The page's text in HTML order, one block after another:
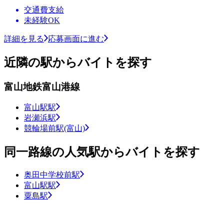
交通費支給
未経験OK
詳細を見る 応募画面に進む
近隣の駅からバイトを探す
富山地鉄富山港線
富山駅駅
岩瀬浜駅
競輪場前駅(富山)
同一路線の人気駅からバイトを探す
奥田中学校前駅
富山駅駅
粟島駅